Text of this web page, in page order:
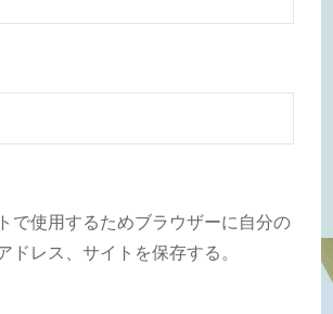
で使用するためブラウザーに自分の
ドレス、サイトを保存する。